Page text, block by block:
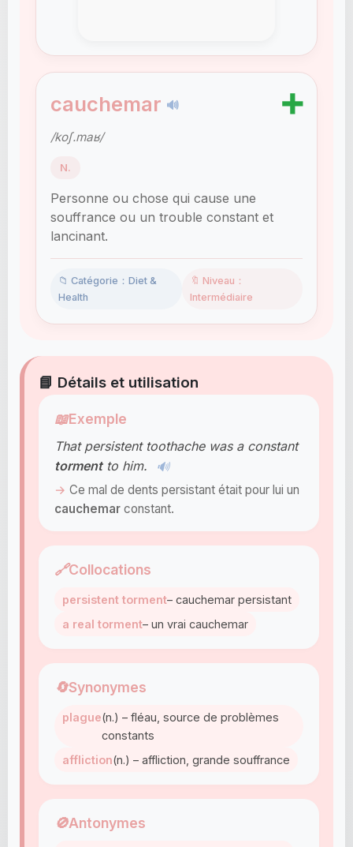
cauchemar 🔊 ➕
/koʃ.maʁ/
N.
Personne ou chose qui cause une
souffrance ou un trouble constant et
lancinant.
📁 Catégorie：Diet &
Health
🔖 Niveau：
Intermédiaire
📘 Détails et utilisation
📖Exemple
That persistent toothache was a constant
tormentto him. 🔊
Ce mal de dents persistant était pour lui un
cauchemar constant.
🔗Collocations
persistent torment– cauchemar persistant
a real torment– un vrai cauchemar
🔄Synonymes
plague(n.) – fléau, source de problèmes
constants
affliction(n.) – affliction, grande souffrance
🚫Antonymes